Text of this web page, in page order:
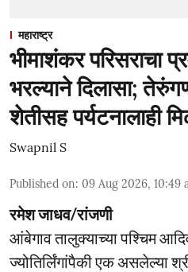
महाराष्ट्र
भीमाशंकर परिसराचा
भरल्याने दिलासा;
शेतीसह पर्यटनालाही
Swapnil S
Published on: 09 Aug 2026, 10:49
रमेश जाधव/रांजणी
आंबेगाव तालुक्याच्या पश्चिम
ज्योतिर्लिंगांपैकी एक असलेल्या